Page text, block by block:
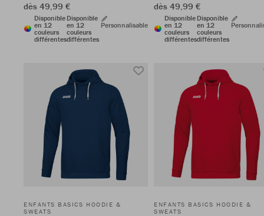
dès 49,99 €
Disponible
en 12
couleurs
différentes
Disponible
en 12
couleurs
différentes
Personnalisable
dès 49,99 €
Disponible
en 12
couleurs
différentes
Disponible
en 12
couleurs
différentes
ENFANTS BASICS HOODIE &
SWEATS
ENFANTS BASICS HOODIE &
SWEATS